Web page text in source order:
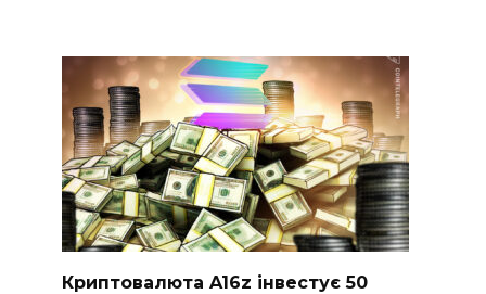
Криптовалюта A16z інвестує 50